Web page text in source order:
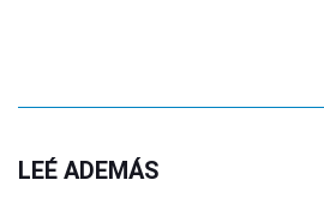
LEÉ ADEMÁS